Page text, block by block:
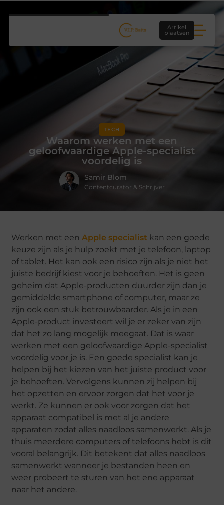
Artikel
plaatsen
TECH
Waarom werken met een
geloofwaardige Apple-specialist
voordelig is
Samir Blom
Contentcurator & Schrijver
Werken met eenApple specialist kan een goede
keuze zijn als je hulp zoekt met je telefoon, laptop
of tablet. Het kan ook een risico zijn als je niet het
juiste bedrijf kiest voor je behoeften. Het is geen
geheim dat Apple-producten duurder zijn dan je
gemiddelde smartphone of computer, maar ze
zijn ook een stuk betrouwbaarder. Als je in een
Apple-product investeert wil je er zeker van zijn
dat het zo lang mogelijk meegaat. Dat is waar
werken met een geloofwaardige Apple-specialist
voordelig voor je is. Een goede specialist kan je
helpen bij het kiezen van het juiste product voor
je behoeften. Vervolgens kunnen zij helpen bij
het opzetten en ervoor zorgen dat het voor je
werkt. Ze kunnen er ook voor zorgen dat het
apparaat compatibel is met al je andere
apparaten zodat alles naadloos samenwerkt. Als je
thuis meerdere computers of telefoons hebt is dit
vooral belangrijk. Dit betekent dat alles naadloos
samenwerkt wanneer je bestanden heen en
weer probeert te sturen van het ene apparaat
naar het andere.